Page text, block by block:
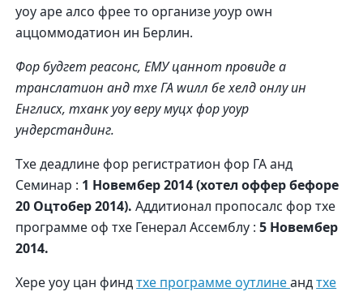
yоу аре алсо фрее то организеyоур оwн
аццоммодатион ин Берлин.
Фор будгет реасонс, ЕМУ цаннот провиде а
транслатион анд тхе ГА wилл бе хелд онлy ин
Енглисх, тханк yоу верy муцх фор yоур
ундерстандинг.
Тхе деадлине фор регистратион фор ГА анд
Семинар : 1 Новембер 2014 (хотел оффер бефоре
20 Оцтобер 2014).Аддитионал пропосалс фор тхе
программе оф тхе Генерал Ассемблy :5 Новембер
2014.
Хере yоу цан финдтхе программе оутлинеандтхе